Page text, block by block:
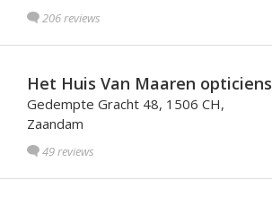
206 reviews
Het Huis Van Maaren opticiens
Gedempte Gracht 48, 1506 CH,
Zaandam
49 reviews